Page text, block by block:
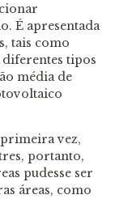
É apresentada
tais como
tipos
média de
vez,
portanto,
pudesse ser
áreas, como